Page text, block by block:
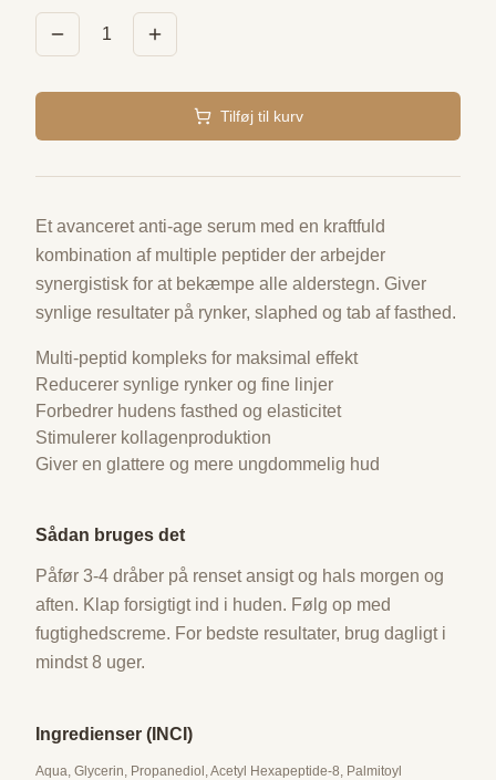
1
Tilføj til kurv
Et avanceret anti-age serum med en kraftfuld
kombination af multiple peptider der arbejder
synergistisk for at bekæmpe alle alderstegn. Giver
synlige resultater på rynker, slaphed og tab af fasthed.
Multi-peptid kompleks for maksimal effekt
Reducerer synlige rynker og fine linjer
Forbedrer hudens fasthed og elasticitet
Stimulerer kollagenproduktion
Giver en glattere og mere ungdommelig hud
Sådan bruges det
Påfør 3-4 dråber på renset ansigt og hals morgen og
aften. Klap forsigtigt ind i huden. Følg op med
fugtighedscreme. For bedste resultater, brug dagligt i
mindst 8 uger.
Ingredienser (INCI)
Aqua, Glycerin, Propanediol, Acetyl Hexapeptide-8, Palmitoyl